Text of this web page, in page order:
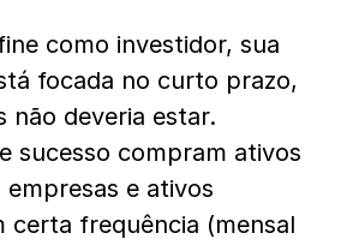
como investidor, sua
focada no curto prazo,
não deveria estar.
sucesso compram ativos
e ativos
certa frequência (mensal